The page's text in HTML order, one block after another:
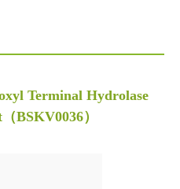
Terminal Hydrolase
（BSKV0036）